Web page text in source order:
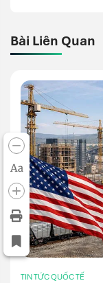
Aa
Bài Liên Quan
TIN TỨC QUỐC TẾ